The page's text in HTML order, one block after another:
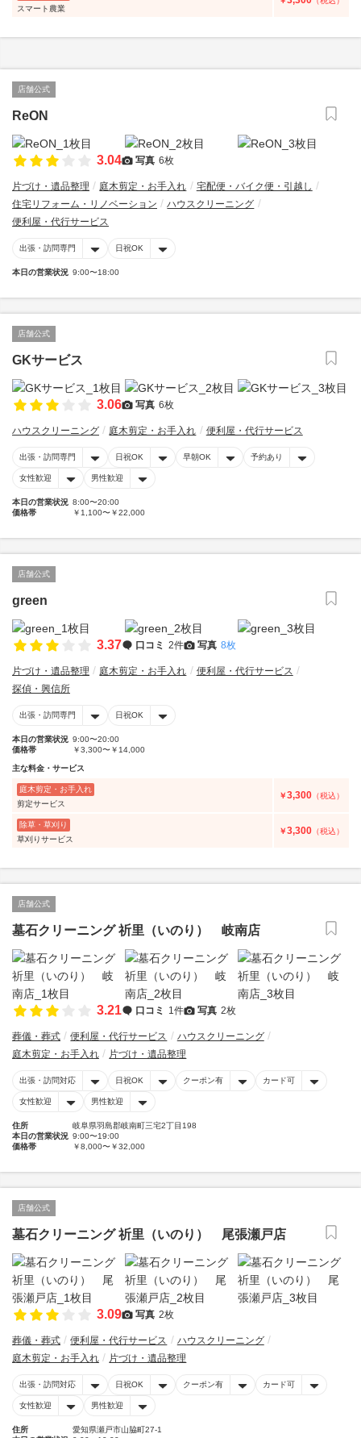
スマート農業
店舗公式
ReON
3.04 写真 6枚
片づけ・遺品整理 庭木剪定・お手入れ
宅配便・バイク便・引越し
住宅リフォーム・リノベーション
ハウスクリーニング
便利屋・代行サービス
出張・訪問専門 日祝OK
本日の営業状況 9:00〜18:00
店舗公式
GKサービス
3.06 写真 6枚
ハウスクリーニング 庭木剪定・お手入れ 便利屋・代行サービス
出張・訪問専門 日祝OK 早朝OK 予約あり
女性歓迎 男性歓迎
本日の営業状況 8:00〜20:00
価格帯
￥1,100〜￥22,000
店舗公式
green
3.37 口コミ 2件 写真 8枚
片づけ・遺品整理 庭木剪定・お手入れ
便利屋・代行サービス
探偵・興信所
出張・訪問専門 日祝OK
本日の営業状況 9:00〜20:00
価格帯
￥3,300〜￥14,000
主な料金・サービス
庭木剪定・お手入れ
剪定サービス
￥3,300 （税込）
除草・草刈り
草刈りサービス
￥3,300 （税込）
店舗公式
墓石クリーニング 祈里（いのり） 岐南店
3.21 口コミ 1件 写真 2枚
葬儀・葬式 便利屋・代行サービス
ハウスクリーニング
庭木剪定・お手入れ
片づけ・遺品整理
出張・訪問対応 日祝OK クーポン有 カード可
女性歓迎 男性歓迎
住所
岐阜県羽島郡岐南町三宅2丁目198
本日の営業状況 9:00〜19:00
価格帯
￥8,000〜￥32,000
店舗公式
墓石クリーニング 祈里（いのり） 尾張瀬戸店
3.09 写真 2枚
葬儀・葬式 便利屋・代行サービス
ハウスクリーニング
庭木剪定・お手入れ
片づけ・遺品整理
出張・訪問対応 日祝OK クーポン有 カード可
女性歓迎 男性歓迎
住所
愛知県瀬戸市山脇町27-1